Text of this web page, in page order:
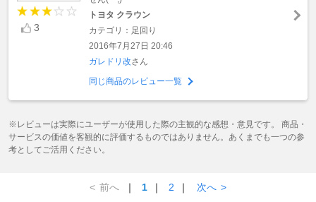
3
トヨタ クラウン
カテゴリ：足回り
2016年7月27日 20:46
ガレドリ改さん
同じ商品のレビュー一覧
※レビューは実際にユーザーが使用した際の主観的な感想・意見です。 商品・
サービスの価値を客観的に評価するものではありません。あくまでも一つの参
考としてご活用ください。
< 前へ ｜ 1 ｜ 2 ｜ 次へ >